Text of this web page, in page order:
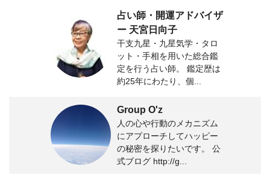
占い師・開運アドバイザ
ー 天宮日向子
干支九星・九星気学・タロ
ット・手相を用いた総合鑑
定を行う占い師。 鑑定歴は
約25年にわたり、個...
Group O'z
人の心や行動のメカニズム
にアプローチしてハッピー
の秘密を探りたいです。 公
式ブログ http://g...